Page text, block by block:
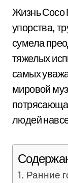
Жизнь Сосо
упорства,
сумела
тяжелых
самых
мировой
людей
Ранние